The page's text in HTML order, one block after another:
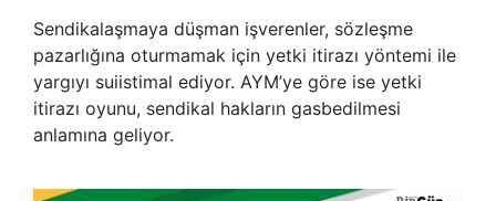
Sendikalaşmaya düşman işverenler, sözleşme
pazarlığına oturmamak için yetki itirazı yöntemi ile
yargıyı suiistimal ediyor. AYM’ye göre ise yetki
itirazı oyunu, sendikal hakların gasbedilmesi
anlamına geliyor.